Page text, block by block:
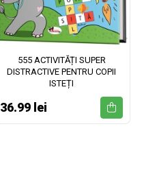
555 ACTIVITĂȚI SUPER
DISTRACTIVE PENTRU COPII
ISTEȚI
36.99 lei